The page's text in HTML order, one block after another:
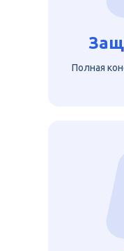
Полная